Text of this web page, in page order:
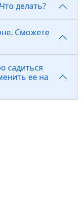
делать?
Сможете
садиться
ее на